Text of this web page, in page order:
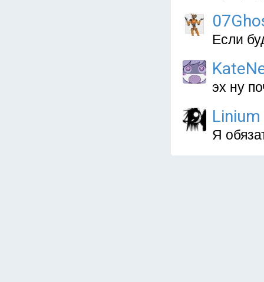
Если
эх ну
Linium
Я